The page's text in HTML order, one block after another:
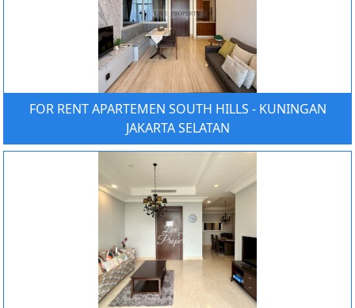
FOR RENT APARTEMEN SOUTH HILLS - KUNINGAN
JAKARTA SELATAN